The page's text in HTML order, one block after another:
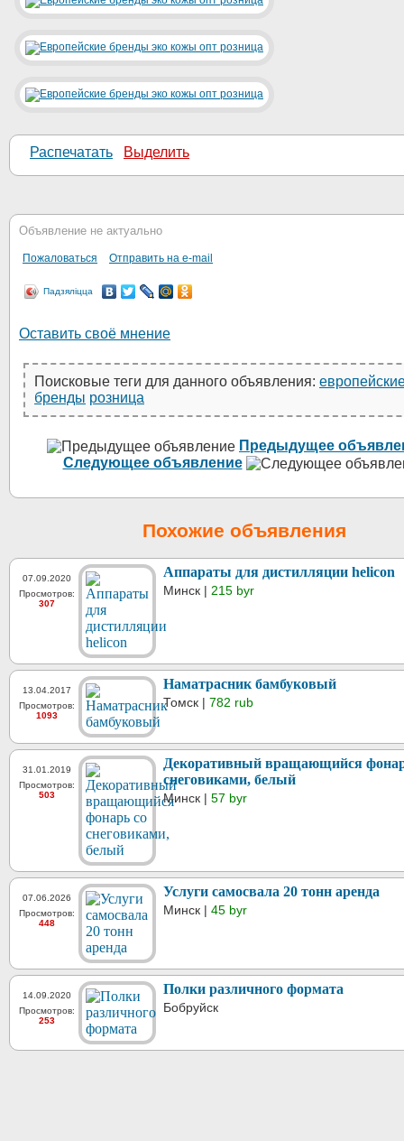
Распечатать Выделить
Объявление не актуально
Пожаловаться Отправить на e-mail
Падзяліцца
Оставить своё мнение
Поисковые теги для данного объявления:
бренды розница
Предыдущее
Следующее объявление
Похожие объявления
07.09.2020
Просмотров:
307
Аппараты для дистилляции helicon
Минск | 215 byr
13.04.2017
Просмотров:
1093
Наматрасник бамбуковый
Томск | 782 rub
31.01.2019
Просмотров:
503
Декоративный вращающийся
снеговиками, белый
Минск | 57 byr
07.06.2026
Просмотров:
448
Услуги самосвала 20 тонн аренда
Минск | 45 byr
14.09.2020
Просмотров:
253
Полки различного формата
Бобруйск